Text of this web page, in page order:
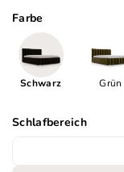
Farbe
Schwarz Grün
Schlafbereich